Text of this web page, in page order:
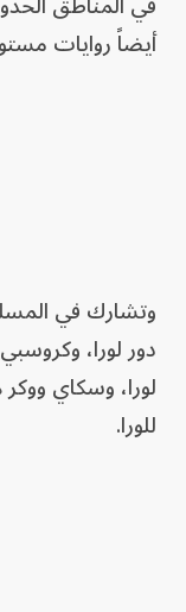
أيضاً روايات
وتشارك في
دور لورا،
لورا، وسكاي
للورا.